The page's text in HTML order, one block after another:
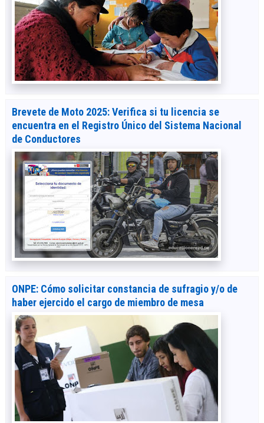
Brevete de Moto 2025: Verifica si tu licencia se
encuentra en el Registro Único del Sistema Nacional
de Conductores
ONPE: Cómo solicitar constancia de sufragio y/o de
haber ejercido el cargo de miembro de mesa